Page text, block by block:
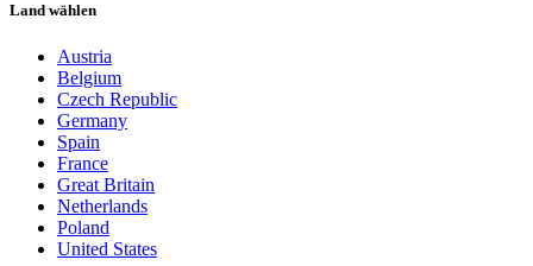
Land wählen
Austria
Belgium
Czech Republic
Germany
Spain
France
Great Britain
Netherlands
Poland
United States